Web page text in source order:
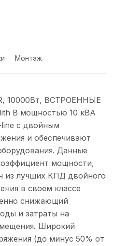
Монтаж
10000Вт, ВСТРОЕННЫЕ
B мощностью 10 кВА
с двойным
и обеспечивают
Данные
мощности,
из лучших КПД двойного
в своем классе
снижающий
и затраты на
Широкий
(до минус 50% от